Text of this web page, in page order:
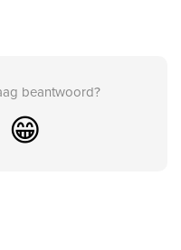
beantwoord?
😁